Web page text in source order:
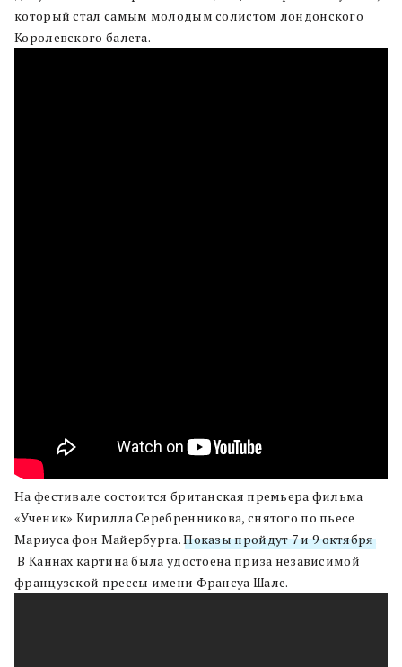
который стал самым молодым солистом лондонского
Королевского балета.
На фестивале состоится британская премьера фильма
«Ученик» Кирилла Серебренникова, снятого по пьесе
Мариуса фон Майербурга.Показы пройдут 7 и 9 октября.
В Каннах картина была удостоена приза независимой
французской прессы имени Франсуа Шале.